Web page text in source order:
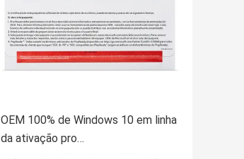
OEM 100% de Windows 10 em linha
da ativação pro